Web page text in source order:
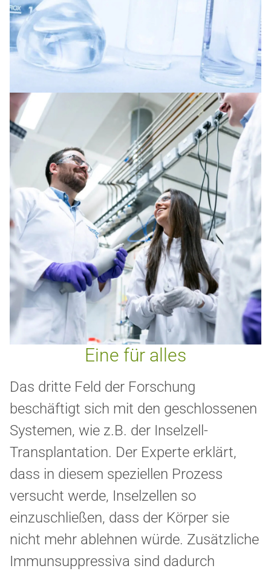
Eine für alles
Das dritte Feld der Forschung
beschäftigt sich mit den geschlossenen
Systemen, wie z.B. der Inselzell-
Transplantation. Der Experte erklärt,
dass in diesem speziellen Prozess
versucht werde, Inselzellen so
einzuschließen, dass der Körper sie
nicht mehr ablehnen würde. Zusätzliche
Immunsuppressiva sind dadurch